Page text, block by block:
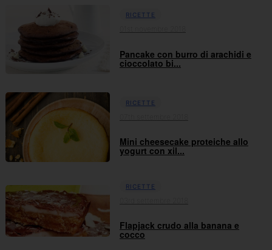
RICETTE
Pancake con burro di arachidi e
cioccolato bi...
RICETTE
Mini cheesecake proteiche allo
yogurt con xil...
RICETTE
Flapjack crudo alla banana e
cocco